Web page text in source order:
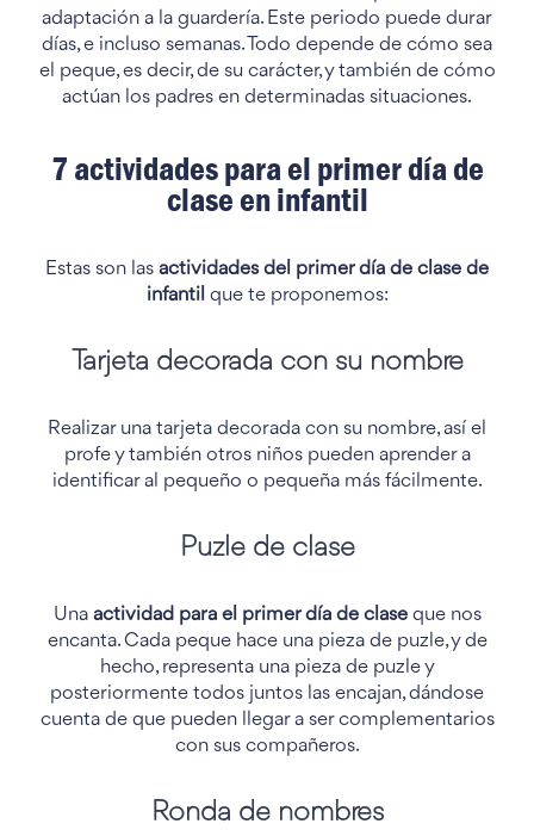
adaptación a la guardería. Este periodo puede durar
días, e incluso semanas. Todo depende de cómo sea
el peque, es decir, de su carácter, y también de cómo
actúan los padres en determinadas situaciones.
7 actividades para el primer día de
clase en infantil
Estas son las actividades del primer día de clase de
infantil que te proponemos:
Tarjeta decorada con su nombre
Realizar una tarjeta decorada con su nombre, así el
profe y también otros niños pueden aprender a
identificar al pequeño o pequeña más fácilmente.
Puzle de clase
Una actividad para el primer día de claseque nos
encanta. Cada peque hace una pieza de puzle, y de
hecho, representa una pieza de puzle y
posteriormente todos juntos las encajan, dándose
cuenta de que pueden llegar a ser complementarios
con sus compañeros.
Ronda de nombres